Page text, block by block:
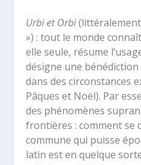
Urbi et Orbi
») : tout le monde
elle seule, résume
désigne une
dans des circonstances
Pâques et Noël). Par
des phénomènes
frontières : comment se
commune qui puisse
latin est en quelque